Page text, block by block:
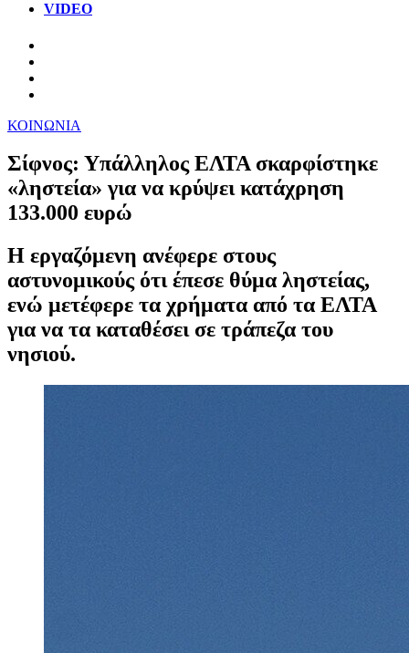
VIDEO
ΚΟΙΝΩΝΙΑ
Σίφνος: Υπάλληλος ΕΛΤΑ σκαρφίστηκε
«ληστεία» για να κρύψει κατάχρηση
133.000 ευρώ
Η εργαζόμενη ανέφερε στους
αστυνομικούς ότι έπεσε θύμα ληστείας,
ενώ μετέφερε τα χρήματα από τα ΕΛΤΑ
για να τα καταθέσει σε τράπεζα του
νησιού.